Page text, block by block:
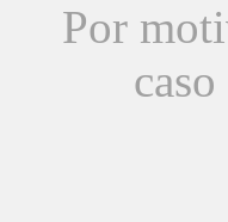
Por